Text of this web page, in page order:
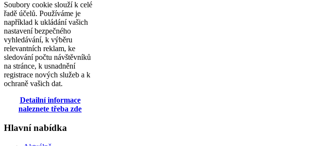
Soubory cookie slouží k celé
řadě účelů. Používáme je
například k ukládání vašich
nastavení bezpečného
vyhledávání, k výběru
relevantních reklam, ke
sledování počtu návštěvníků
na stránce, k usnadnění
registrace nových služeb a k
ochraně vašich dat.
Detailní informace
naleznete třeba zde
Hlavní nabídka